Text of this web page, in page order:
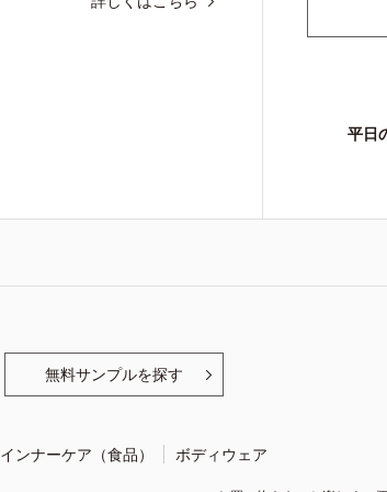
平日
無料サンプルを探す
インナーケア（食品） ボディウェア